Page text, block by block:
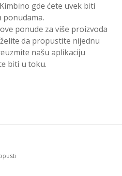
gde ćete uvek biti
ponude za više proizvoda
da propustite nijednu
našu aplikaciju
biti u toku.